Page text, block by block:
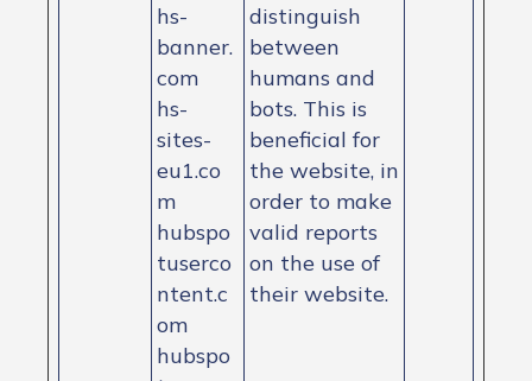
hs-
banner.
com
hs-
sites-
eu1.co
m
hubspo
tuserco
ntent.c
om
hubspo
distinguish
between
humans and
bots. This is
beneficial for
the website, in
order to make
valid reports
on the use of
their website.